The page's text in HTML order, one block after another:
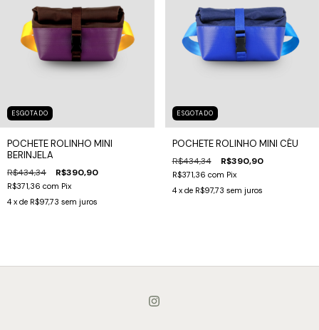
ESGOTADO
POCHETE ROLINHO MINI
BERINJELA
R$434,34 R$390,90
R$371,36 com Pix
4 x de R$97,73 sem juros
ESGOTADO
POCHETE ROLINHO MINI CÉU
R$434,34 R$390,90
R$371,36 com Pix
4 x de R$97,73 sem juros